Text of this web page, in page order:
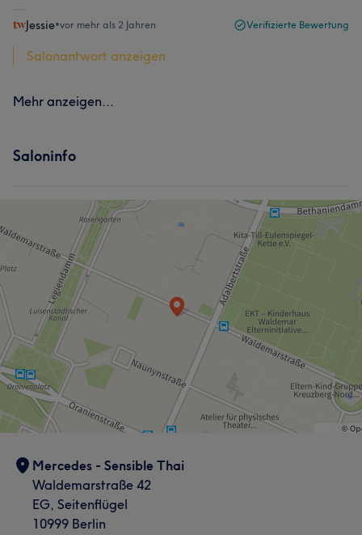
Jessie•vor mehr als 2 Jahren Verifizierte Bewertung
Salonantwort anzeigen
Mehr anzeigen...
Saloninfo
Mercedes - Sensible Thai
Waldemarstraße 42
EG, Seitenflügel
10999 Berlin